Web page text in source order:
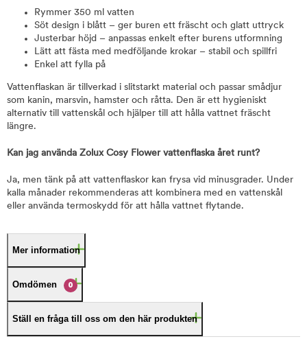
Rymmer 350 ml vatten
Söt design i blått – ger buren ett fräscht och glatt uttryck
Justerbar höjd – anpassas enkelt efter burens utformning
Lätt att fästa med medföljande krokar – stabil och spillfri
Enkel att fylla på
Vattenflaskan är tillverkad i slitstarkt material och passar smådjur
som kanin, marsvin, hamster och råtta. Den är ett hygieniskt
alternativ till vattenskål och hjälper till att hålla vattnet fräscht
längre.
Kan jag använda Zolux Cosy Flower vattenflaska året runt?
Ja, men tänk på att vattenflaskor kan frysa vid minusgrader. Under
kalla månader rekommenderas att kombinera med en vattenskål
eller använda termoskydd för att hålla vattnet flytande.
Mer information
Omdömen 0
Ställ en fråga till oss om den här produkten